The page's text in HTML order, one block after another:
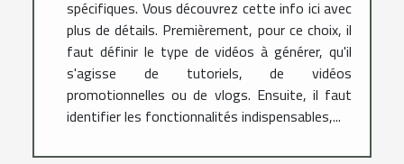
spécifiques. Vous découvrez cette info ici avec
plus de détails. Premièrement, pour ce choix, il
faut définir le type de vidéos à générer, qu'il
s'agisse de tutoriels, de vidéos
promotionnelles ou de vlogs. Ensuite, il faut
identifier les fonctionnalités indispensables,...